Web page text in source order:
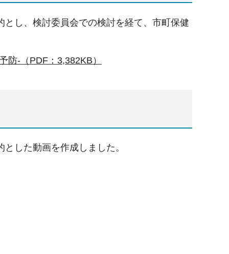
し、検討委員会での検討を経て、市町保健
防-（PDF：3,382KB）
した動画を作成しました。